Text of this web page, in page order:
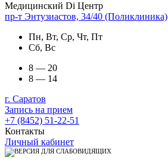
Медицинский Di Центр
пр-т Энтузиастов, 34/40 (Поликлиника)
Пн, Вт, Ср, Чт, Пт
Сб, Вс
8 — 20
8 — 14
г. Саратов
Запись на прием
+7 (8452) 51-22-51
Контакты
Личный кабинет